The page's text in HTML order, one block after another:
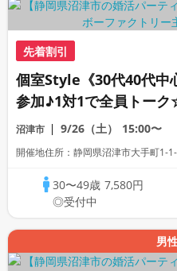
先着割引
個室Style《30代40代中
参加♪1対1で全員トー
活パーティー
沼津市 9/26（土） 15:00〜
開催地住所：静岡県沼津市大手町
30〜49歳 7,580円
◎受付中
男